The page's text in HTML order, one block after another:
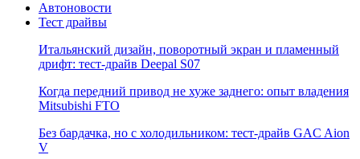
Автоновости
Тест драйвы
Итальянский дизайн, поворотный экран и пламенный
дрифт: тест-драйв Deepal S07
Когда передний привод не хуже заднего: опыт владения
Mitsubishi FTO
Без бардачка, но с холодильником: тест-драйв GAC Aion
V